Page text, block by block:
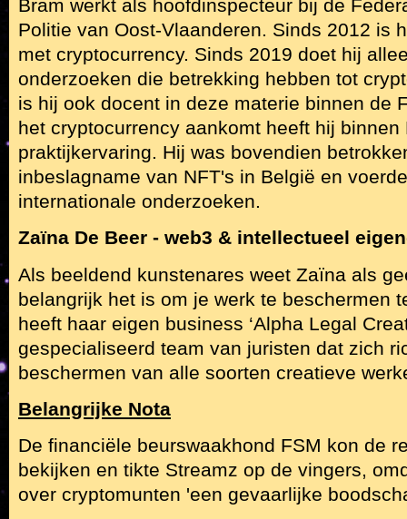
Bram werkt als hoofdinspecteur bij de
Politie van Oost-Vlaanderen. Sinds 2012 is
met cryptocurrency. Sinds 2019 doet hij
onderzoeken die betrekking hebben tot
is hij ook docent in deze materie binnen de
het cryptocurrency aankomt heeft hij
praktijkervaring. Hij was bovendien
inbeslagname van NFT's in België en
internationale onderzoeken.
Zaïna De Beer - web3 & intellectueel
Als beeldend kunstenares weet Zaïna als
belangrijk het is om je werk te beschermen
heeft haar eigen business ‘Alpha Legal
gespecialiseerd team van juristen dat zich
beschermen van alle soorten creatieve
Belangrijke Nota
De financiële beurswaakhond FSM kon de
bekijken en tikte Streamz op de vingers,
over cryptomunten 'een gevaarlijke